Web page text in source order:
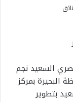
السعيد نجم
البحيرة بمركز
قام السعيد بتطوير